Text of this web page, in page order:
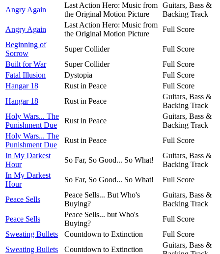
Angry Again
Last Action Hero: Music from
the Original Motion Picture
Guitars, Bass &
Backing Track
Angry Again
Last Action Hero: Music from
the Original Motion Picture
Full Score
Beginning of
Sorrow
Super Collider
Full Score
Built for War
Super Collider
Full Score
Fatal Illusion
Dystopia
Full Score
Hangar 18
Rust in Peace
Full Score
Hangar 18
Rust in Peace
Guitars, Bass &
Backing Track
Holy Wars... The
Punishment Due
Rust in Peace
Guitars, Bass &
Backing Track
Holy Wars... The
Punishment Due
Rust in Peace
Full Score
In My Darkest
Hour
So Far, So Good... So What!
Guitars, Bass &
Backing Track
In My Darkest
Hour
So Far, So Good... So What! Full Score
Peace Sells
Peace Sells... But Who's
Buying?
Guitars, Bass &
Backing Track
Peace Sells
Peace Sells... but Who's
Buying?
Full Score
Sweating Bullets
Countdown to Extinction
Full Score
Sweating Bullets
Countdown to Extinction
Guitars, Bass &